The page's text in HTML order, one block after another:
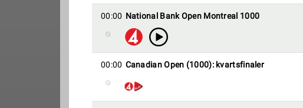
00:00 National Bank Open Montreal 1000
00:00 Canadian Open (1000): kvartsfinaler